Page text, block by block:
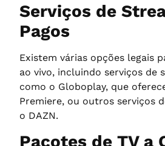
Serviços de
Pagos
Existem várias opções legais
ao vivo, incluindo serviços de
como o Globoplay, que
Premiere, ou outros serviços
o DAZN.
Pacotes de TV a